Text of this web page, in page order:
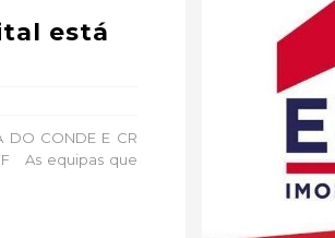
está
CONDE E CR
As equipas que